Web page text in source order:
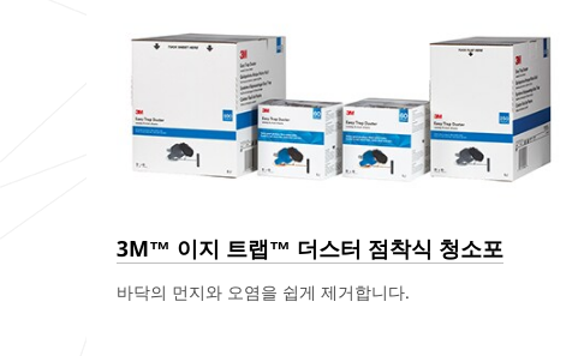
3M™ 이지 트랩™ 더스터 점착식 청소포
바닥의 먼지와 오염을 쉽게 제거합니다.